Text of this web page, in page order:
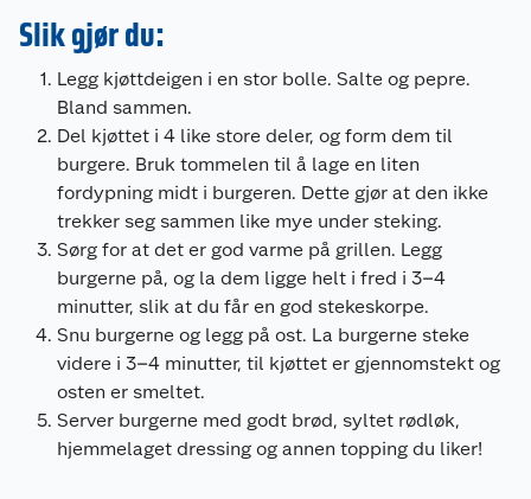
Slik gjør du:
Legg kjøttdeigen i en stor bolle. Salte og pepre.
Bland sammen.
Del kjøttet i 4 like store deler, og form dem til
burgere. Bruk tommelen til å lage en liten
fordypning midt i burgeren. Dette gjør at den ikke
trekker seg sammen like mye under steking.
Sørg for at det er god varme på grillen. Legg
burgerne på, og la dem ligge helt i fred i 3–4
minutter, slik at du får en god stekeskorpe.
Snu burgerne og legg på ost. La burgerne steke
videre i 3–4 minutter, til kjøttet er gjennomstekt og
osten er smeltet.
Server burgerne med godt brød, syltet rødløk,
hjemmelaget dressing og annen topping du liker!